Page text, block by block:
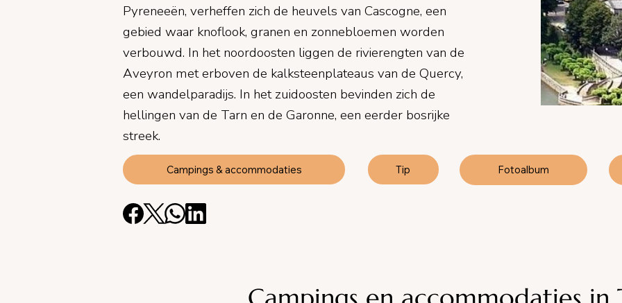
Pyreneeën, verheffen zich de heuvels van Cascogne, een
gebied waar knoflook, granen en zonnebloemen worden
verbouwd. In het noordoosten liggen de rivierengten van de
Aveyron met erboven de kalksteenplateaus van de Quercy,
een wandelparadijs. In het zuidoosten bevinden zich de
hellingen van de Tarn en de Garonne, een eerder bosrijke
streek.
Campings & accommodaties Tip Fotoalbum